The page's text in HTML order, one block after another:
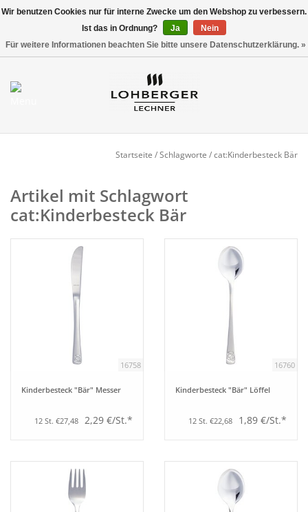
Mein Konto / Kundenkonto
NEU
Tafeln
Einrichtung
Berufsbekleidung
Startseite /Schlagworte /cat:Kinderbesteck Bär
Artikel mit Schlagwort
cat:Kinderbesteck Bär
16758
Kinderbesteck "Bär" Messer
12 St. €27,48 2,29 €/St.*
16760
Kinderbesteck "Bär" Löffel
12 St. €22,68 1,89 €/St.*
Wir benutzen Cookies nur für interne Zwecke um den Webshop zu verbessern.
Ist das in Ordnung?
Ja
Nein
Für weitere Informationen beachten Sie bitte unsere Datenschutzerklärung. »